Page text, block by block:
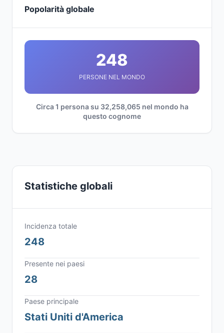
Popolarità globale
248
PERSONE NEL MONDO
Circa 1 persona su 32,258,065 nel mondo ha
questo cognome
Statistiche globali
Incidenza totale
248
Presente nei paesi
28
Paese principale
Stati Uniti d'America